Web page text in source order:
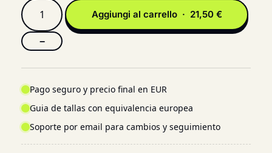
−
Aggiungi al carrello · 21,50 €
Pago seguro y precio final en EUR
Guia de tallas con equivalencia europea
Soporte por email para cambios y seguimiento